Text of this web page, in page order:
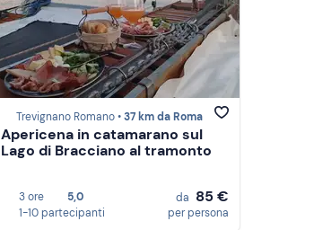
Trevignano Romano •37 km da Roma
Apericena in catamarano sul
Lago di Bracciano al tramonto
3 ore
5,0
1-10 partecipanti
da 85 €
per persona